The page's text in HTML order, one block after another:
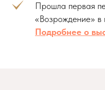
Прошла первая
«Возрождение» в
Подробнее о